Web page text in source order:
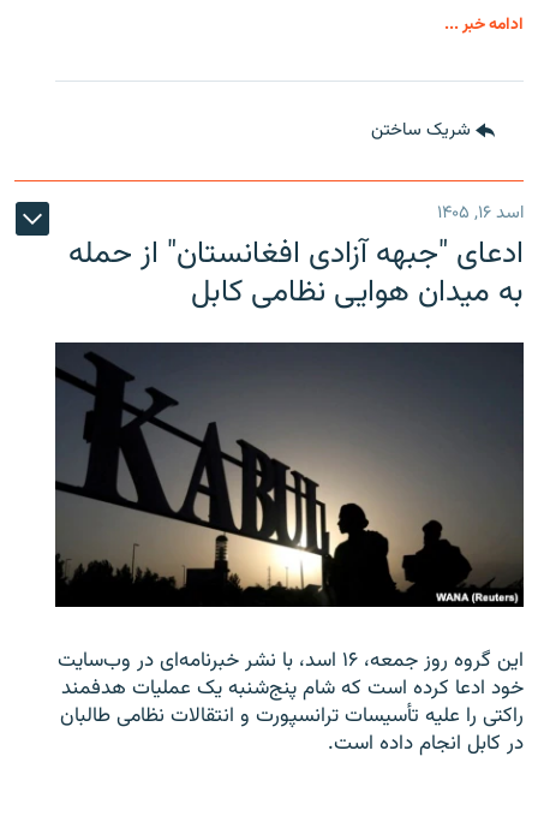
ادامه خبر ...
شریک ساختن
اسد ۱۶, ۱۴۰۵
ادعای "جبهه آزادی افغانستان" از حمله
به میدان هوایی نظامی کابل
این گروه روز جمعه، ۱۶ اسد، با نشر خبرنامه‌ای در وب‌سایت
خود ادعا کرده است که شام پنج‌شنبه یک عملیات هدفمند
راکتی را علیه تأسیسات ترانسپورت و انتقالات نظامی طالبان
در کابل انجام داده است.